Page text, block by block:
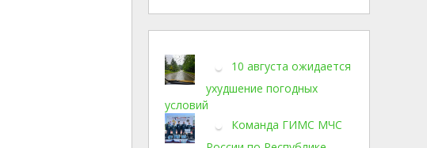
10 августа ожидается
ухудшение погодных
условий
Команда ГИМС МЧС